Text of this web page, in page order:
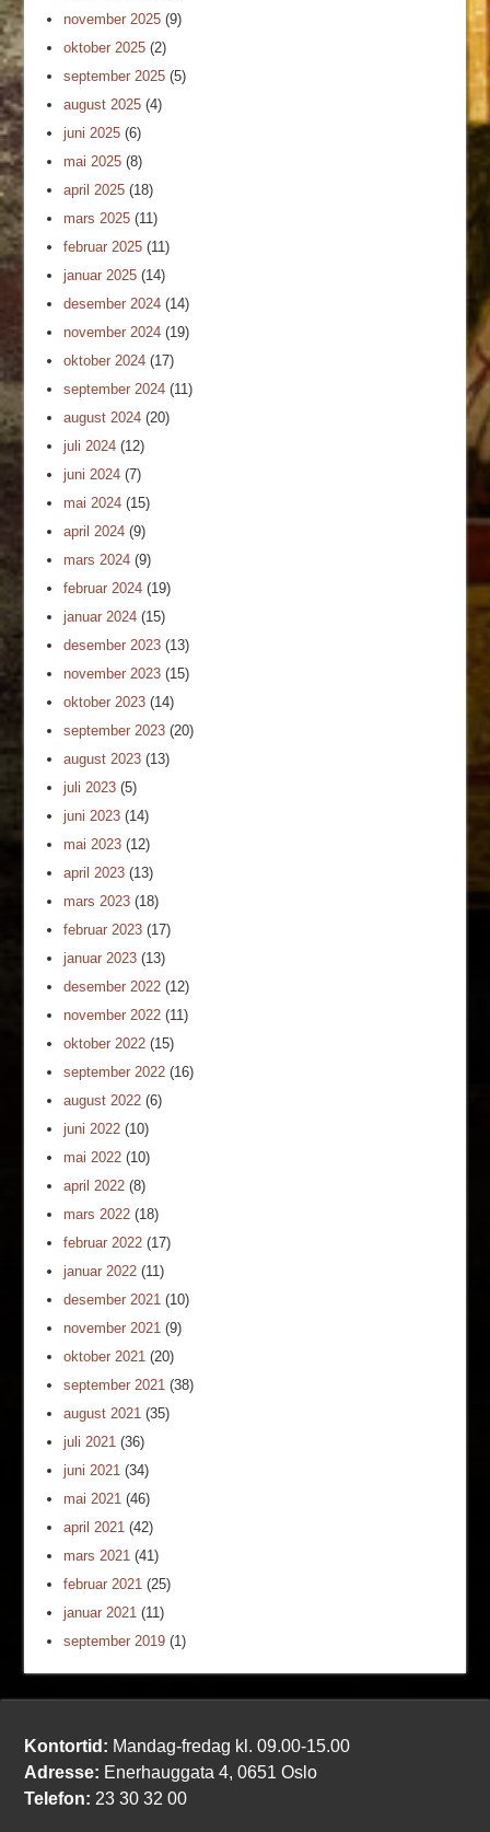
november 2025 (9)
oktober 2025 (2)
september 2025 (5)
august 2025 (4)
juni 2025 (6)
mai 2025 (8)
april 2025 (18)
mars 2025 (11)
februar 2025 (11)
januar 2025 (14)
desember 2024 (14)
november 2024 (19)
oktober 2024 (17)
september 2024 (11)
august 2024 (20)
juli 2024 (12)
juni 2024 (7)
mai 2024 (15)
april 2024 (9)
mars 2024 (9)
februar 2024 (19)
januar 2024 (15)
desember 2023 (13)
november 2023 (15)
oktober 2023 (14)
september 2023 (20)
august 2023 (13)
juli 2023 (5)
juni 2023 (14)
mai 2023 (12)
april 2023 (13)
mars 2023 (18)
februar 2023 (17)
januar 2023 (13)
desember 2022 (12)
november 2022 (11)
oktober 2022 (15)
september 2022 (16)
august 2022 (6)
juni 2022 (10)
mai 2022 (10)
april 2022 (8)
mars 2022 (18)
februar 2022 (17)
januar 2022 (11)
desember 2021 (10)
november 2021 (9)
oktober 2021 (20)
september 2021 (38)
august 2021 (35)
juli 2021 (36)
juni 2021 (34)
mai 2021 (46)
april 2021 (42)
mars 2021 (41)
februar 2021 (25)
januar 2021 (11)
september 2019 (1)
Kontortid: Mandag-fredag kl. 09.00-15.00
Adresse: Enerhauggata 4, 0651 Oslo
Telefon: 23 30 32 00